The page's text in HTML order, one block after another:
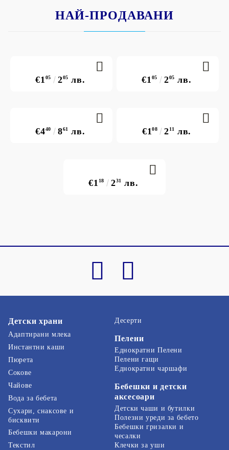
НАЙ-ПРОДАВАНИ
€105 205 лв. €105 205 лв.
€440 861 лв. €108 211 лв.
€1 18 231 лв.
Детски храни
Адаптирани млека
Инстантни каши
Пюрета
Сокове
Чайове
Вода за бебета
Сухари, снаксове и
бисквити
Бебешки макарони
Десерти
Пелени
Еднократни Пелени
Пелени гащи
Еднократни чаршафи
Бебешки и детски
аксесоари
Детски чаши и бутилки
Полезни уреди за бебето
Бебешки гризалки и
чесалки
Текстил
Клечки за уши